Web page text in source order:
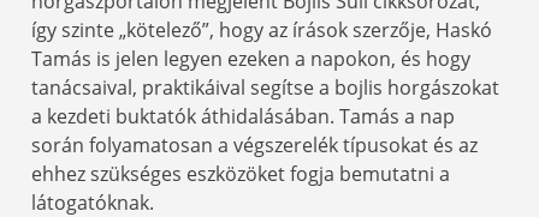
így szinte „kötelező”, hogy az írások szerzője, Haskó
Tamás is jelen legyen ezeken a napokon, és hogy
tanácsaival, praktikáival segítse a bojlis horgászokat
a kezdeti buktatók áthidalásában. Tamás a nap
során folyamatosan a végszerelék típusokat és az
ehhez szükséges eszközöket fogja bemutatni a
látogatóknak.